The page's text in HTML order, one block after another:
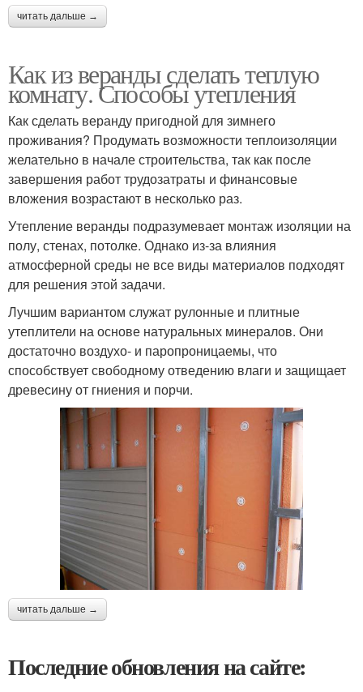
читать дальше →
Как из веранды сделать теплую
комнату. Способы утепления
Как сделать веранду пригодной для зимнего
проживания? Продумать возможности теплоизоляции
желательно в начале строительства, так как после
завершения работ трудозатраты и финансовые
вложения возрастают в несколько раз.
Утепление веранды подразумевает монтаж изоляции на
полу, стенах, потолке. Однако из-за влияния
атмосферной среды не все виды материалов подходят
для решения этой задачи.
Лучшим вариантом служат рулонные и плитные
утеплители на основе натуральных минералов. Они
достаточно воздухо- и паропроницаемы, что
способствует свободному отведению влаги и защищает
древесину от гниения и порчи.
читать дальше →
Последние обновления на сайте: